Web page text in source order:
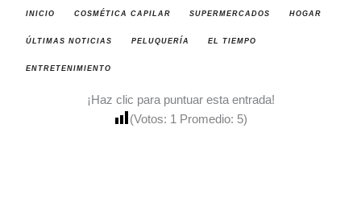
INICIO COSMÉTICA CAPILAR SUPERMERCADOS HOGAR
ÚLTIMAS NOTICIAS PELUQUERÍA EL TIEMPO
ENTRETENIMIENTO
¡Haz clic para puntuar esta entrada!
(Votos: 1 Promedio: 5)